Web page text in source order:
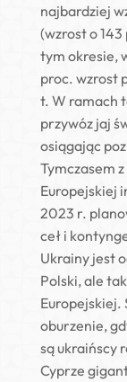
najbardziej
(wzrost o
tym okresie,
proc. wzrost
t. W ramach
przywóz jaj
osiągając
Tymczasem
Europejskiej
2023 r.
ceł i
Ukrainy jest
Polski, ale
Europejskiej.
oburzenie,
są ukraińscy
Cyprze